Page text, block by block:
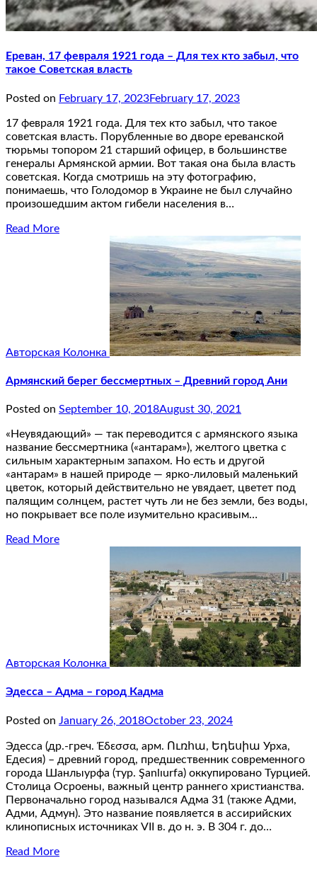
Ереван, 17 февраля 1921 года – Для тех кто забыл, что
такое Советская власть
Posted on February 17, 2023February 17, 2023
17 февраля 1921 года. Для тех кто забыл, что такое
советская власть. Порубленные во дворе ереванской
тюрьмы топором 21 старший офицер, в большинстве
генералы Армянской армии. Вот такая она была власть
советская. Когда смотришь на эту фотографию,
понимаешь, что Голодомор в Украине не был случайно
произошедшим актом гибели населения в…
Read More
Авторская Колонка
Армянский берег бессмертных – Древний город Ани
Posted on September 10, 2018August 30, 2021
«Неувядающий» — так переводится с армянского языка
название бессмертника («антарам»), желтого цветка с
сильным характерным запахом. Но есть и другой
«антарам» в нашей природе — ярко-лиловый маленький
цветок, который действительно не увядает, цветет под
палящим солнцем, растет чуть ли не без земли, без воды,
но покрывает все поле изумительно красивым…
Read More
Авторская Колонка
Эдесса – Адма – город Кадма
Posted on January 26, 2018October 23, 2024
Эдесса (др.-греч. Έδεσσα, арм. Ուռհա, Եդեսիա Урха,
Едесия) – древний город, предшественник современного
города Шанлыурфа (тур. Şanlıurfa) оккупировано Турцией.
Столица Осроены, важный центр раннего христианства.
Первоначально город назывался Адма 31 (также Адми,
Адми, Адмун). Это название появляется в ассирийских
клинописных источниках VII в. до н. э. В 304 г. до…
Read More